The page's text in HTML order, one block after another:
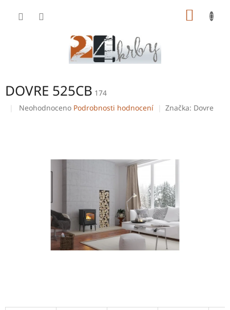
DOVRE 525CB 174
Průměrné
Neohodnoceno Podrobnosti hodnocení Značka: Dovre